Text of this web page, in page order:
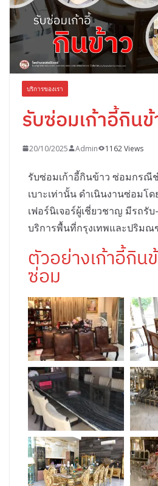
บริการของเรา
รับซ่อมเก้าอี้กินข้
20/10/2025 Admin 1162 Views
รับซ่อมเก้าอี้กินข้าว ซ่อมกรณี
เบาะเท่านั้น ดำเนินงานซ่อมโ
เฟอร์นิเจอร์ผู้เชี่ยวชาญ มีรถรั
บริการพื้นที่กรุงเทพและปริมณ
ตัวอย่างเก้าอี้กิน
ซ่อม